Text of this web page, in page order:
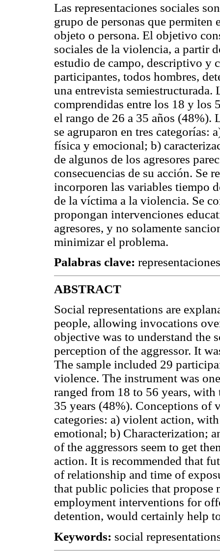
Las representaciones sociales
grupo de personas que permiten
objeto o persona. El objetivo
sociales de la violencia, a partir
estudio de campo, descriptivo y
participantes, todos hombres,
una entrevista semiestructurada.
comprendidas entre los 18 y los
el rango de 26 a 35 años (48%).
se agruparon en tres categorías:
física y emocional; b)
de algunos de los agresores
consecuencias de su acción. Se
incorporen las variables tiempo
de la víctima a la violencia. Se
propongan intervenciones
agresores, y no solamente
minimizar el problema.
Palabras clave:
ABSTRACT
Social representations are
people, allowing invocations
objective was to understand the
perception of the aggressor. It
The sample included 29
violence. The instrument was
ranged from 18 to 56 years,
35 years (48%). Conceptions of
categories: a) violent action,
emotional; b) Characterization;
of the aggressors seem to get
action. It is recommended that
of relationship and time of
that public policies that propose
employment interventions for
detention, would certainly help
Keywords: social